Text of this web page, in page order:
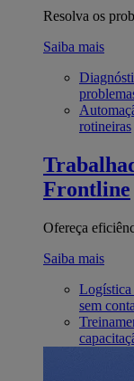
Resolva os
Saiba mais
rotineiras
Frontline
Ofereça
Saiba mais
Logística
sem